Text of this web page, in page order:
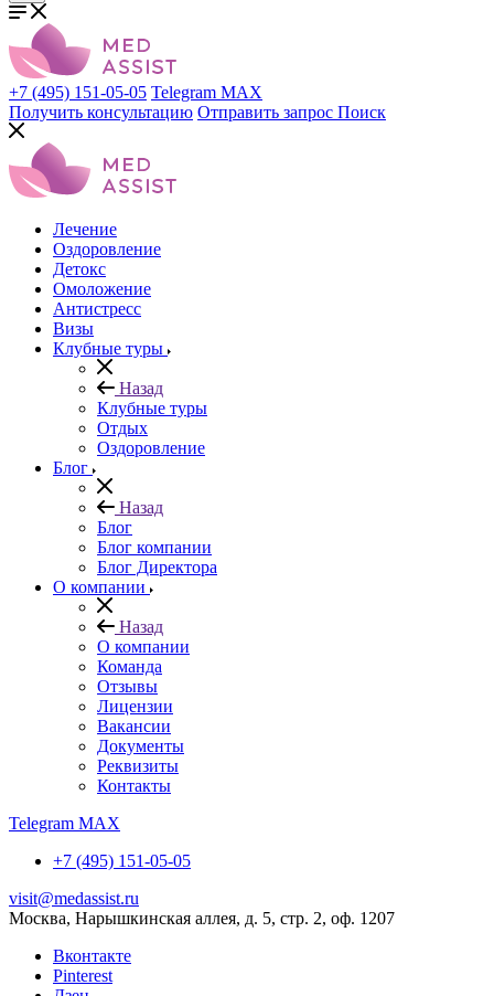
+7 (495) 151-05-05 Telegram MAX
Получить консультацию Отправить запрос Поиск
Лечение
Оздоровление
Детокс
Омоложение
Антистресс
Визы
Клубные туры
Назад
Клубные туры
Отдых
Оздоровление
Блог
Назад
Блог
Блог компании
Блог Директора
О компании
Назад
О компании
Команда
Отзывы
Лицензии
Вакансии
Документы
Реквизиты
Контакты
Telegram MAX
+7 (495) 151-05-05
visit@medassist.ru
Москва, Нарышкинская аллея, д. 5, стр. 2, оф. 1207
Вконтакте
Pinterest